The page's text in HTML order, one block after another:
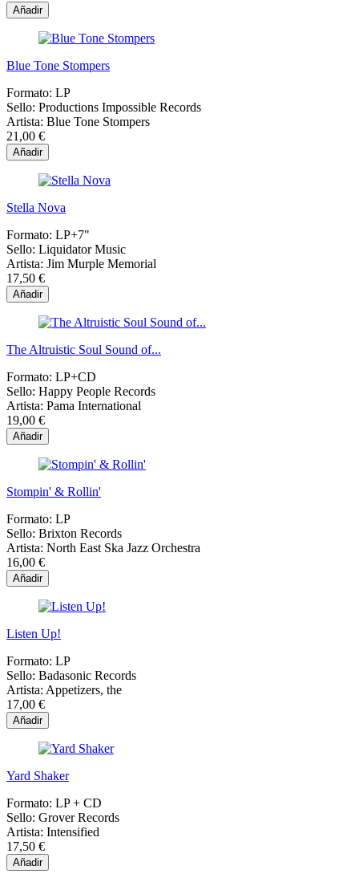
Añadir
Blue Tone Stompers
Formato: LP
Sello: Productions Impossible Records
Artista: Blue Tone Stompers
21,00 €
Añadir
Stella Nova
Formato: LP+7"
Sello: Liquidator Music
Artista: Jim Murple Memorial
17,50 €
Añadir
The Altruistic Soul Sound of​...
Formato: LP+CD
Sello: Happy People Records
Artista: Pama International
19,00 €
Añadir
Stompin' & Rollin'
Formato: LP
Sello: Brixton Records
Artista: North East Ska Jazz Orchestra
16,00 €
Añadir
Listen Up!
Formato: LP
Sello: Badasonic Records
Artista: Appetizers, the
17,00 €
Añadir
Yard Shaker
Formato: LP + CD
Sello: Grover Records
Artista: Intensified
17,50 €
Añadir